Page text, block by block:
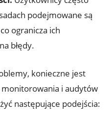
podejmowane są
ogranicza ich
błędy.
konieczne jest
i audytów
następujące podejścia: